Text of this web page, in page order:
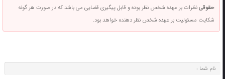
حقوقینظرات بر عهده شخص نظر بوده و قابل پیگیری قضایی می باشد که در صورت هر گونه
شکایت مسئولیت بر عهده شخص نظر دهنده خواهد بود.